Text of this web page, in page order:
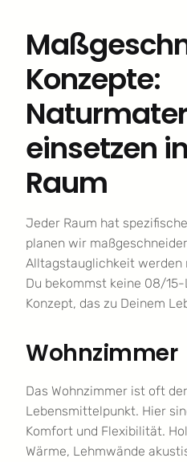
Konzepte:
einsetzen
Raum
Jeder Raum hat
planen wir
Alltagstauglichkeit werden
Du bekommst keine 08/
Konzept, das zu Deinem
Wohnzimmer
Das Wohnzimmer ist oft
Lebensmittelpunkt. Hier
Komfort und Flexibilität.
Wärme, Lehmwände